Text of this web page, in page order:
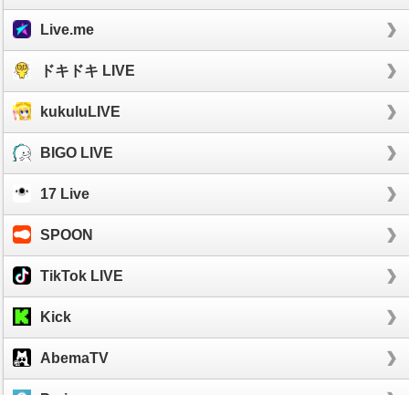
Live.me
ドキドキ LIVE
kukuluLIVE
BIGO LIVE
17 Live
SPOON
TikTok LIVE
Kick
AbemaTV